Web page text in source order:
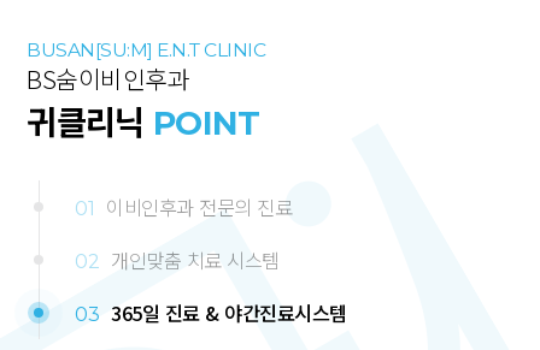
BUSAN[SU:M] E.N.T CLINIC
BS숨이비인후과
귀클리닉 POINT
01 이비인후과 전문의 진료
02 개인맞춤 치료 시스템
03 365일 진료 & 야간진료시스템